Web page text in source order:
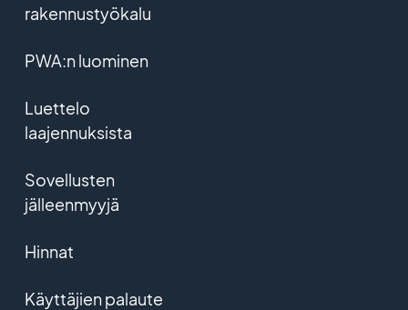
rakennustyökalu
PWA:n luominen
Luettelo
laajennuksista
Sovellusten
jälleenmyyjä
Hinnat
Käyttäjien palaute